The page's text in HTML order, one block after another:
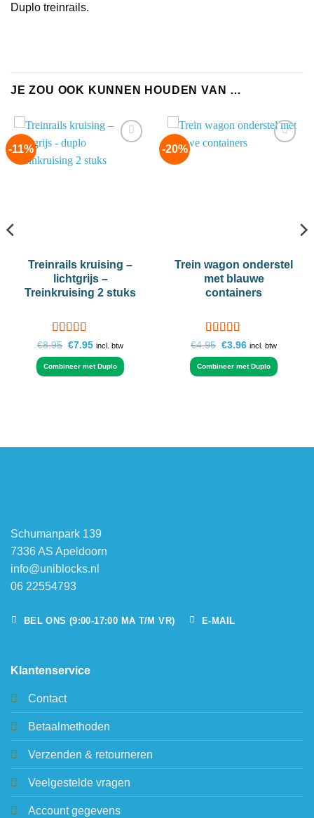
Duplo treinrails.
JE ZOU OOK KUNNEN HOUDEN VAN …
-11%
Treinrails kruising –
lichtgrijs –
Treinkruising 2 stuks
Gewaardeerd
4.75uit 5
€8.95 Oorspronkelijke
was:
€8.95.
€7.95Huidige
is:
€7.95.
incl. btw
Combineer met Duplo
-20%
Trein wagon onderstel
met blauwe
containers
Gewaardeerd
4.67uit 5
€4.95 Oorspronkelijke
was:
€4.95.
€3.96Huidige
is:
€3.96.
incl. btw
Combineer met Duplo
Schumanpark 139
7336 AS Apeldoorn
info@uniblocks.nl
06 22554793
BEL ONS (9:00-17:00 MA T/M VR) E-MAIL
Klantenservice
Contact
Betaalmethoden
Verzenden & retourneren
Veelgestelde vragen
Account gegevens